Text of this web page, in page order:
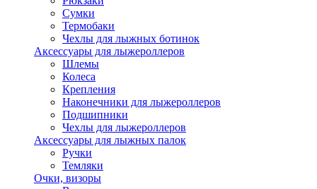
Сумки
Термобаки
Чехлы для лыжных ботинок
Аксессуары для лыжероллеров
Шлемы
Колеса
Крепления
Наконечники для лыжероллеров
Подшипники
Чехлы для лыжероллеров
Аксессуары для лыжных палок
Ручки
Темляки
Очки, визоры